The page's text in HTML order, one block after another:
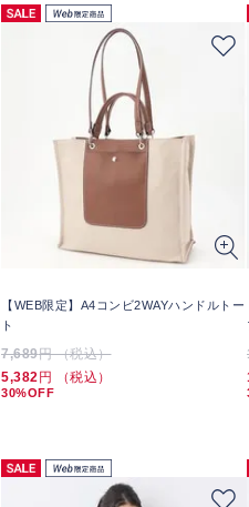
【WEB限定】A4コンビ2WAYハンドルトー
ト
7,689円 （税込）
5,382 円 （税込）
30%OFF